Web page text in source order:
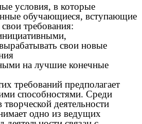
условия, в которые
обучающиеся, вступающие
требования:
свои новые
на лучшие конечные
предполагает
способностями. Среди
деятельности
одно из ведущих